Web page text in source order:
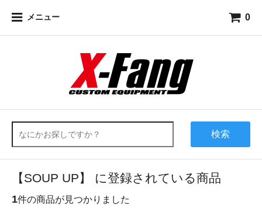
メニュー 0
検索
【SOUP UP】 に登録されている商品
1件の商品が見つかりました